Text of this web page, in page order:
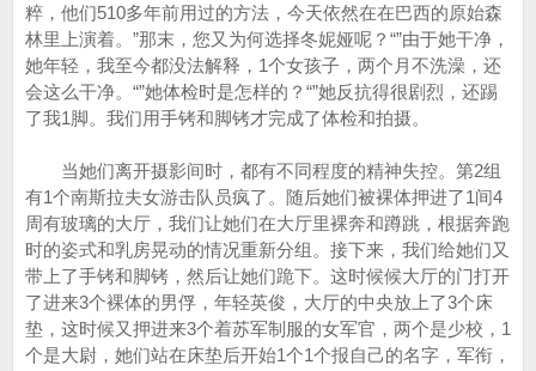
粹，他们510多年前用过的方法，今天依然在在巴西的原始森
林里上演着。”那末，您又为何选择冬妮娅呢？“”由于她干净，
她年轻，我至今都没法解释，1个女孩子，两个月不洗澡，还
会这么干净。“”她体检时是怎样的？“”她反抗得很剧烈，还踢
了我1脚。我们用手铐和脚铐才完成了体检和拍摄。
当她们离开摄影间时，都有不同程度的精神失控。第2组
有1个南斯拉夫女游击队员疯了。随后她们被裸体押进了1间4
周有玻璃的大厅，我们让她们在大厅里裸奔和蹲跳，根据奔跑
时的姿式和乳房晃动的情况重新分组。接下来，我们给她们又
带上了手铐和脚铐，然后让她们跪下。这时候候大厅的门打开
了进来3个裸体的男俘，年轻英俊，大厅的中央放上了3个床
垫，这时候又押进来3个着苏军制服的女军官，两个是少校，1
个是大尉，她们站在床垫后开始1个1个报自己的名字，军衔，